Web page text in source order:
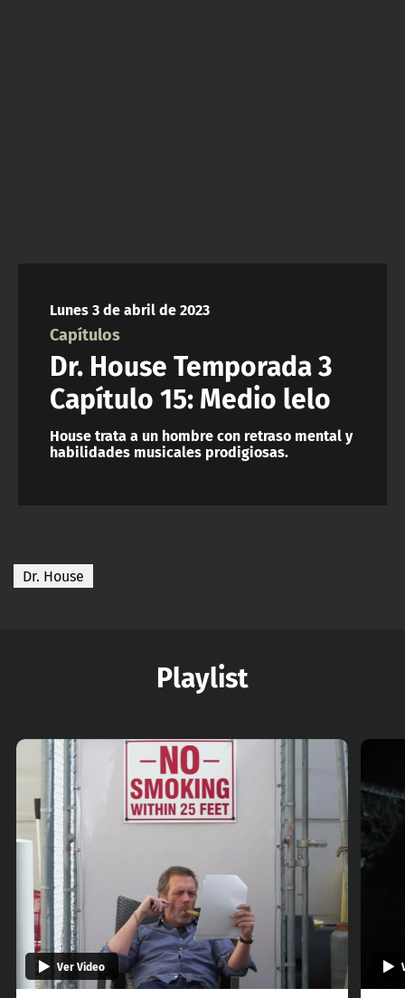
Lunes 3 de abril de 2023
Capítulos
Dr. House Temporada 3
Capítulo 15: Medio lelo
House trata a un hombre con retraso mental y
habilidades musicales prodigiosas.
Dr. House
Playlist
Ver Video